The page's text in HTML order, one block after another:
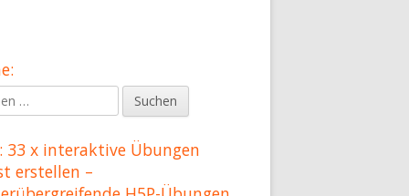
33 x interaktive Übungen
erstellen –